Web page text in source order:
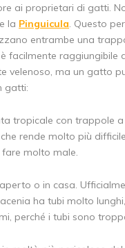
ai proprietari di gatti.
e la Pinguicula. Questo
entrambe una
facilmente
velenoso, ma un gatto
gatti:
tropicale con trappole
rende molto più
molto male.
o in casa.
ha tubi molto
perché i tubi sono